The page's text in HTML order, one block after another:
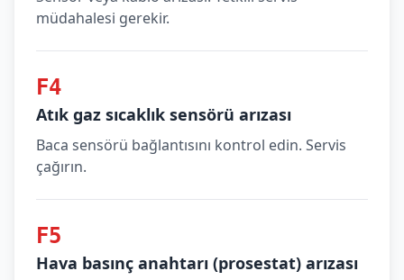
müdahalesi gerekir.
F4
Atık gaz sıcaklık sensörü arızası
Baca sensörü bağlantısını kontrol edin. Servis
çağırın.
F5
Hava basınç anahtarı (prosestat) arızası